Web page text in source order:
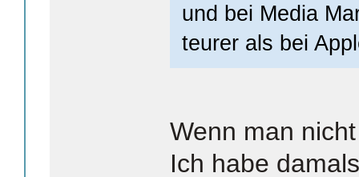
und bei Media
teurer als bei
Wenn man
Ich habe